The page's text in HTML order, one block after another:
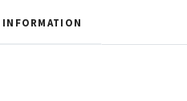
INFORMATION